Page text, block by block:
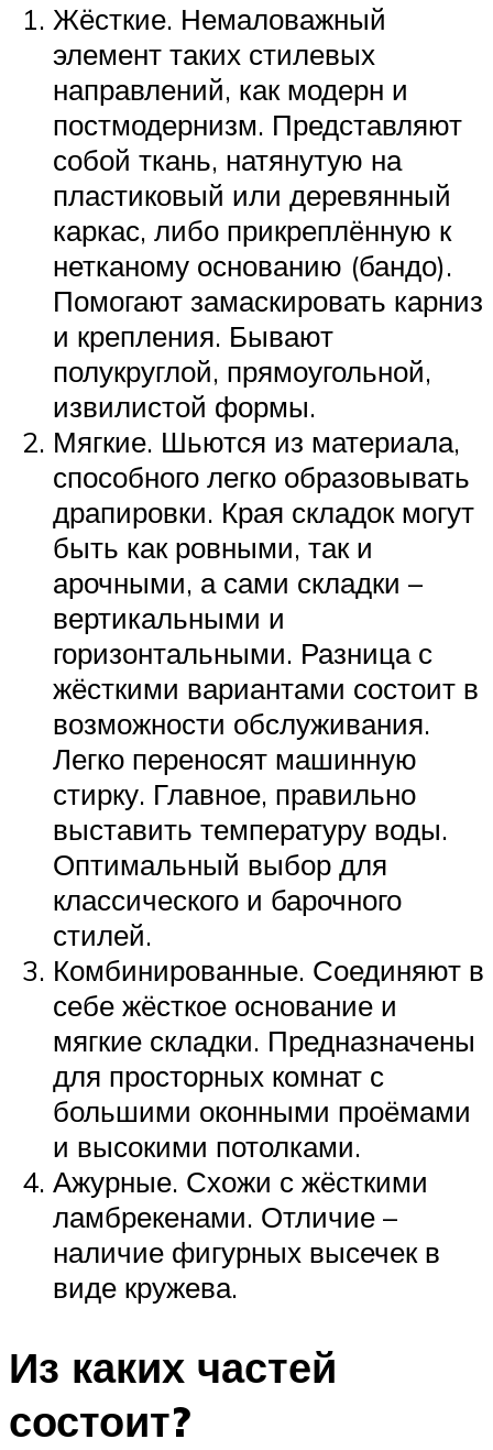
Жёсткие. Немаловажный
элемент таких стилевых
направлений, как модерн и
постмодернизм. Представляют
собой ткань, натянутую на
пластиковый или деревянный
каркас, либо прикреплённую к
нетканому основанию (бандо).
Помогают замаскировать карниз
и крепления. Бывают
полукруглой, прямоугольной,
извилистой формы.
Мягкие. Шьются из материала,
способного легко образовывать
драпировки. Края складок могут
быть как ровными, так и
арочными, а сами складки –
вертикальными и
горизонтальными. Разница с
жёсткими вариантами состоит в
возможности обслуживания.
Легко переносят машинную
стирку. Главное, правильно
выставить температуру воды.
Оптимальный выбор для
классического и барочного
стилей.
Комбинированные. Соединяют в
себе жёсткое основание и
мягкие складки. Предназначены
для просторных комнат с
большими оконными проёмами
и высокими потолками.
Ажурные. Схожи с жёсткими
ламбрекенами. Отличие –
наличие фигурных высечек в
виде кружева.
Из каких частей
состоит?